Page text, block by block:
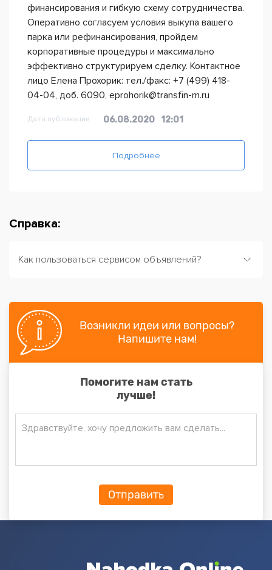
финансирования и гибкую схему сотрудничества.
Оперативно согласуем условия выкупа вашего
парка или рефинансирования, пройдем
корпоративные процедуры и максимально
эффективно структурируем сделку. Контактное
лицо Елена Прохорик: тел./факс: +7 (499) 418-
04-04, доб. 6090, eprohorik@transfin-m.ru
Дата публикации 06.08.2020 12:01
Подробнее
Справка:
Как пользоваться сервисом объявлений?
Возникли идеи или вопросы?
Напишите нам!
Помогите нам стать
лучше!